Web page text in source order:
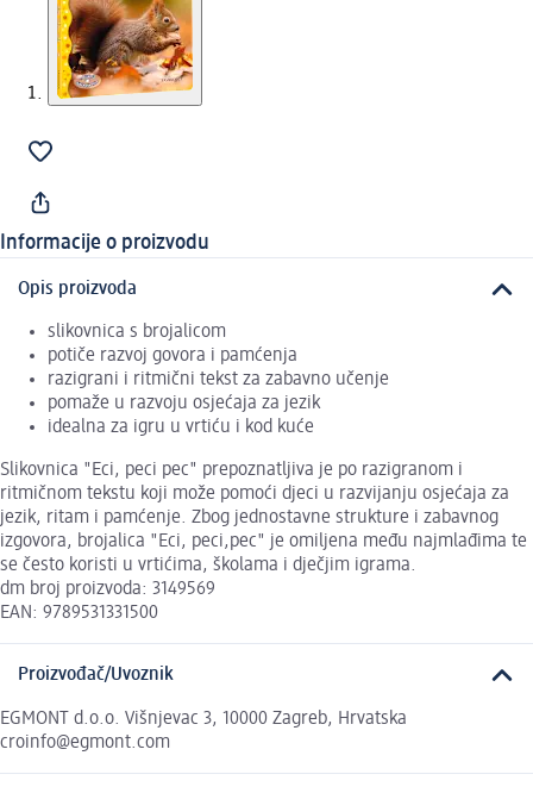
Informacije o proizvodu
Opis proizvoda
slikovnica s brojalicom
potiče razvoj govora i pamćenja
razigrani i ritmični tekst za zabavno učenje
pomaže u razvoju osjećaja za jezik
idealna za igru u vrtiću i kod kuće
Slikovnica "Eci, peci pec" prepoznatljiva je po razigranom i
ritmičnom tekstu koji može pomoći djeci u razvijanju osjećaja za
jezik, ritam i pamćenje. Zbog jednostavne strukture i zabavnog
izgovora, brojalica "Eci, peci,pec" je omiljena među najmlađima te
se često koristi u vrtićima, školama i dječjim igrama.
dm broj proizvoda: 3149569
EAN: 9789531331500
Proizvođač/Uvoznik
EGMONT d.o.o. Višnjevac 3, 10000 Zagreb, Hrvatska
croinfo@egmont.com